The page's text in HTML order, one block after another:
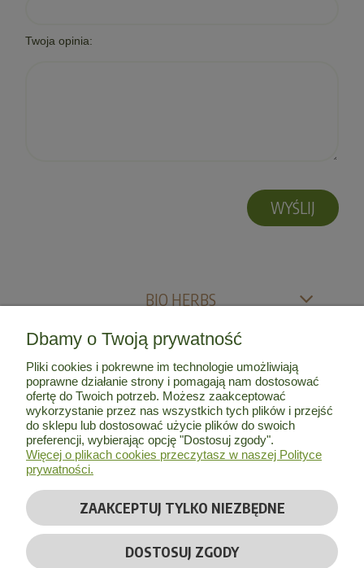
Twoja opinia:
WYŚLIJ
BIO HERBS
MOJE KONTO
INFORMACJE
O NAS
© Copyright 2026 byBio Herbs| Wszelkie prawa zastrzeżone
Realizacja:
Dbamy o Twoją prywatność
Pliki cookies i pokrewne im technologie umożliwiają
poprawne działanie strony i pomagają nam dostosować
ofertę do Twoich potrzeb. Możesz zaakceptować
wykorzystanie przez nas wszystkich tych plików i przejść
do sklepu lub dostosować użycie plików do swoich
preferencji, wybierając opcję "Dostosuj zgody".
Więcej o plikach cookies przeczytasz w naszej Polityce
prywatności.
ZAAKCEPTUJ TYLKO NIEZBĘDNE
DOSTOSUJ ZGODY